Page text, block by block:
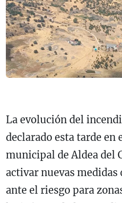
La evolución del
declarado esta tarde en
municipal de Aldea del
activar nuevas medidas
ante el riesgo para